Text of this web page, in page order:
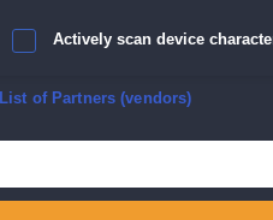
Actively scan device
Ensure security, prevent
List of Partners (vendors)